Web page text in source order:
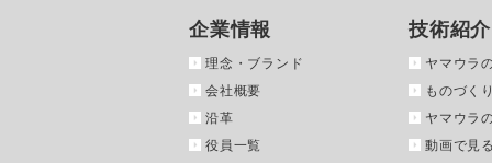
企業情報
理念・ブランド
会社概要
沿革
役員一覧
技術紹介
ヤマウラ
ものづく
ヤマウラ
動画で見